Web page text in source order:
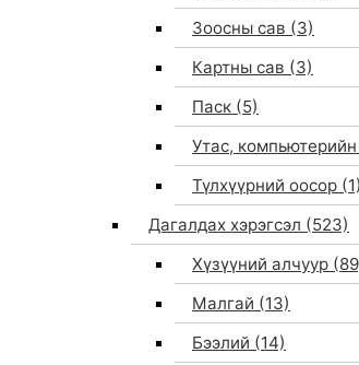
Зоосны сав (3)
Картны сав (3)
Паск (5)
Утас,
Түлхүүрний оосор (1)
Дагалдах хэрэгсэл (523)
Хүзүүний алчуур
Малгай (13)
Бээлий (14)